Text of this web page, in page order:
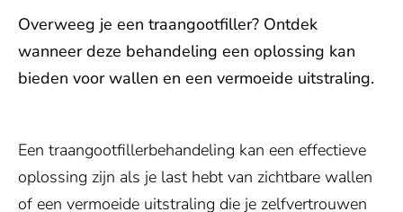
Overweeg je een traangootfiller? Ontdek
wanneer deze behandeling een oplossing kan
bieden voor wallen en een vermoeide uitstraling.
Een traangootfillerbehandeling kan een effectieve
oplossing zijn als je last hebt van zichtbare wallen
of een vermoeide uitstraling die je zelfvertrouwen